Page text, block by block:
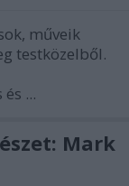
műveik
testközelből.
...
Mark